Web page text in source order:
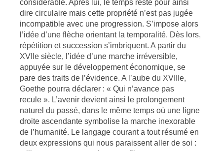
considérable. Après lui, le temps reste pour ainsi
dire circulaire mais cette propriété n’est pas jugée
incompatible avec une progression. S’impose alors
l’idée d’une flèche orientant la temporalité. Dès lors,
répétition et succession s’imbriquent. A partir du
XVIIe siècle, l’idée d’une marche irréversible,
appuyée sur le développement économique, se
pare des traits de l’évidence. A l’aube du XVIIIe,
Goethe pourra déclarer : « Qui n’avance pas
recule ». L’avenir devient ainsi le prolongement
naturel du passé, dans le même temps où une ligne
droite ascendante symbolise la marche inexorable
de l’humanité. Le langage courant a tout résumé en
deux expressions qui nous paraissent aller de soi :